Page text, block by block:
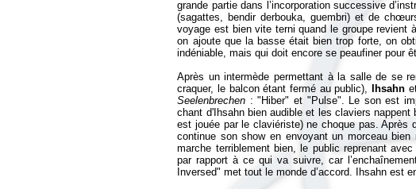
grande partie dans l’incorporation successive
(sagattes, bendir derbouka, guembri) et de
voyage est bien vite terni quand le groupe
on ajoute que la basse était bien trop forte, on
indéniable, mais qui doit encore se peaufiner pour
Après un intermède permettant à la salle de se
craquer, le balcon étant fermé au public),
Ihsahnet
Seelenbrechen : "Hiber" et "Pulse". Le son est
chant d'Ihsahn bien audible et les claviers nappent
est jouée par le claviériste) ne choque pas.
continue son show en envoyant un morceau
marche terriblement bien, le public reprenant
par rapport à ce qui va suivre, car
Inversed" met tout le monde d’accord. Ihsahn est